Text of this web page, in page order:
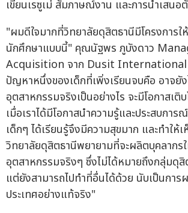
เขียนเรซูเม่ สัมภาษณ์งาน และการนำเสนอ
"ผมดีใจมากที่วิทยาลัยดุสิตธานีมีโครงการใ
นักศึกษาแบบนี้" คุณนัฐพร ภูบังดาว
Acquisition จาก Dusit International
ปัญหาหนึ่งของเด็กที่เพิ่งเรียนจบคือ อาจยัง
อุตสาหกรรมจริงเป็นอย่างไร จะมีโอกาสเติ
เมื่อเราได้มีโอกาสนำความรู้และประสบกา
เด็กๆ ได้เรียนรู้จึงมีความสุขมาก และทำให้เ
วิทยาลัยดุสิตธานีพยายามที่จะผลิตบุคลากร
อุตสาหกรรมจริงๆ ซึ่งไม่ได้หมายถึงกลุ่มดุ
แต่ยังสามารถไปทำที่อื่นได้ด้วย นับเป็นการ
ประเทศอย่างแท้จริง"